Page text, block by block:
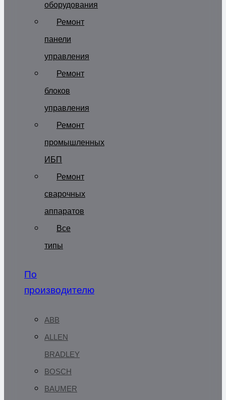
оборудования
Ремонт
панели
управления
Ремонт
блоков
управления
Ремонт
промышленных
ИБП
Ремонт
сварочных
аппаратов
Все
типы
По
производителю
ABB
ALLEN
BRADLEY
BOSCH
BAUMER